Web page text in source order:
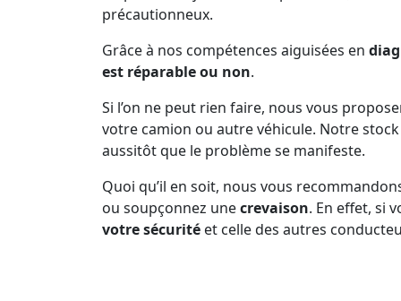
précautionneux.
Grâce à nos compétences aiguisées en
est réparable ou non.
Si l’on ne peut rien faire, nous vous
votre camion ou autre véhicule. Notre
aussitôt que le problème se manifeste.
Quoi qu’il en soit, nous vous
ou soupçonnez unecrevaison. En effet, si
votre sécurité et celle des autres